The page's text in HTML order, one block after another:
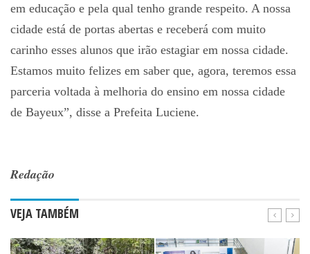
em educação e pela qual tenho grande respeito. A nossa
cidade está de portas abertas e receberá com muito
carinho esses alunos que irão estagiar em nossa cidade.
Estamos muito felizes em saber que, agora, teremos essa
parceria voltada à melhoria do ensino em nossa cidade
de Bayeux”, disse a Prefeita Luciene.
Redação
VEJA TAMBÉM